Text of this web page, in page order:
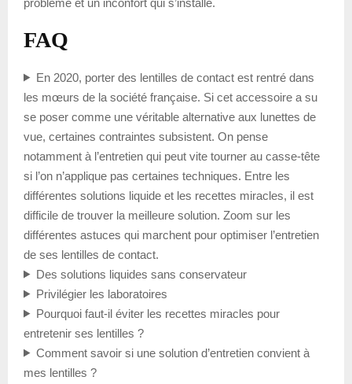
FAQ
En 2020, porter des lentilles de contact est rentré dans
les mœurs de la société française. Si cet accessoire a su
se poser comme une véritable alternative aux lunettes de
vue, certaines contraintes subsistent. On pense
notamment à l’entretien qui peut vite tourner au casse-tête
si l’on n’applique pas certaines techniques. Entre les
différentes solutions liquide et les recettes miracles, il est
difficile de trouver la meilleure solution. Zoom sur les
différentes astuces qui marchent pour optimiser l’entretien
de ses lentilles de contact.
Des solutions liquides sans conservateur
Privilégier les laboratoires
Pourquoi faut-il éviter les recettes miracles pour
entretenir ses lentilles ?
Comment savoir si une solution d’entretien convient à
mes lentilles ?